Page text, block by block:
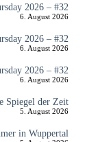
2026 – #32
6. August 2026
2026 – #32
6. August 2026
2026 – #32
6. August 2026
Spiegel der Zeit
5. August 2026
in Wuppertal